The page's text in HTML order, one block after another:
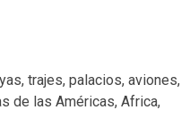
trajes, palacios, aviones,
de las Américas, Africa,